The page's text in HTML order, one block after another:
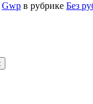
Gwp в рубрике Без